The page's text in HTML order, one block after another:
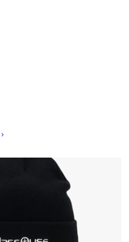
de la mare la mic
vânzărilor
cele mai recente
de la mic la mare